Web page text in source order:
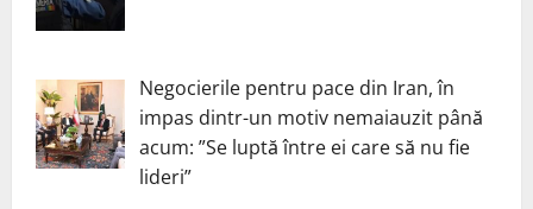
Negocierile pentru pace din Iran, în
impas dintr-un motiv nemaiauzit până
acum: ”Se luptă între ei care să nu fie
lideri”